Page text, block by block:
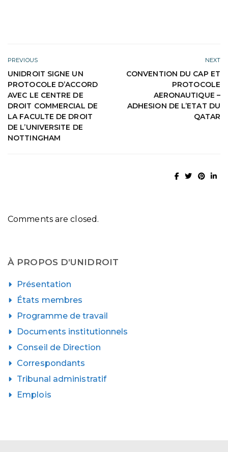
PREVIOUS
UNIDROIT SIGNE UN
PROTOCOLE D’ACCORD
AVEC LE CENTRE DE
DROIT COMMERCIAL DE
LA FACULTE DE DROIT
DE L’UNIVERSITE DE
NOTTINGHAM
NEXT
CONVENTION DU CAP ET
PROTOCOLE
AERONAUTIQUE –
ADHESION DE L’ETAT DU
QATAR
Comments are closed.
À PROPOS D’UNIDROIT
Présentation
États membres
Programme de travail
Documents institutionnels
Conseil de Direction
Correspondants
Tribunal administratif
Emplois